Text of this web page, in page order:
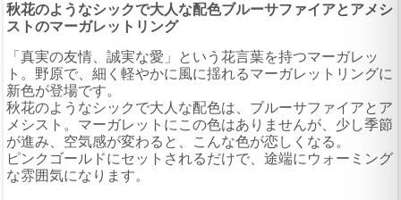
秋花のようなシックで大人な配色ブルーサファイアとアメシ
ストのマーガレットリング
「真実の友情、誠実な愛」という花言葉を持つマーガレッ
ト。野原で、細く軽やかに風に揺れるマーガレットリングに
新色が登場です。
秋花のようなシックで大人な配色は、ブルーサファイアとア
メシスト。マーガレットにこの色はありませんが、少し季節
が進み、空気感が変わると、こんな色が恋しくなる。
ピンクゴールドにセットされるだけで、途端にウォーミング
な雰囲気になります。